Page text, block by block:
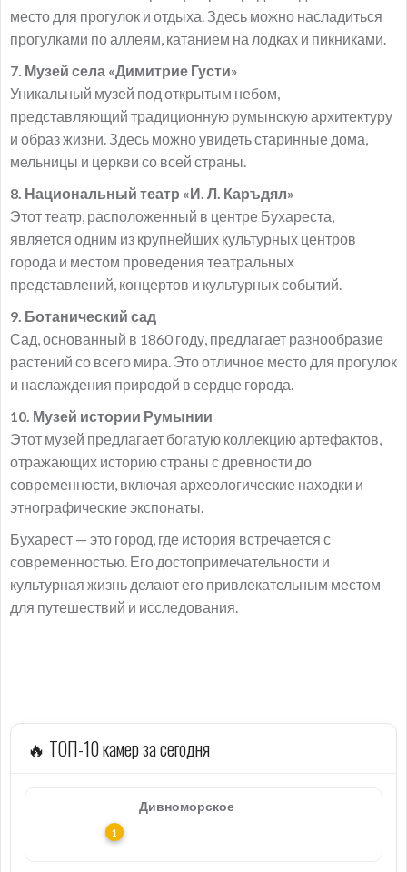
место для прогулок и отдыха. Здесь можно насладиться
прогулками по аллеям, катанием на лодках и пикниками.
7. Музей села «Димитрие Густи»
Уникальный музей под открытым небом,
представляющий традиционную румынскую архитектуру
и образ жизни. Здесь можно увидеть старинные дома,
мельницы и церкви со всей страны.
8. Национальный театр «И. Л. Каръдял»
Этот театр, расположенный в центре Бухареста,
является одним из крупнейших культурных центров
города и местом проведения театральных
представлений, концертов и культурных событий.
9. Ботанический сад
Сад, основанный в 1860 году, предлагает разнообразие
растений со всего мира. Это отличное место для прогулок
и наслаждения природой в сердце города.
10. Музей истории Румынии
Этот музей предлагает богатую коллекцию артефактов,
отражающих историю страны с древности до
современности, включая археологические находки и
этнографические экспонаты.
Бухарест — это город, где история встречается с
современностью. Его достопримечательности и
культурная жизнь делают его привлекательным местом
для путешествий и исследования.
🔥 ТОП-10 камер за сегодня
Дивноморское